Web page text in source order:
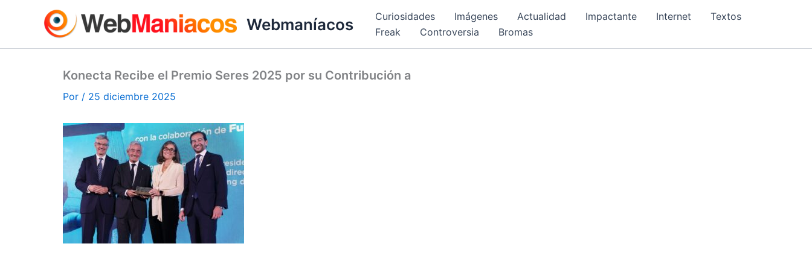
Webmaníacos Curiosidades Imágenes Actualidad Impactante Internet
Textos
Freak
Controversia Bromas
Konecta Recibe el Premio Seres 2025 por su Contribución a
Por / 25 diciembre 2025